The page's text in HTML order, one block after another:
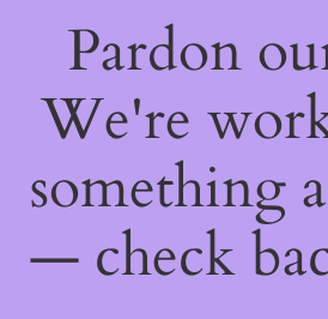
Pardon
We're
something
— check